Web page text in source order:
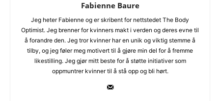
Fabienne Baure
Jeg heter Fabienne og er skribent for nettstedet The Body
Optimist. Jeg brenner for kvinners makt i verden og deres evne til
å forandre den. Jeg tror kvinner har en unik og viktig stemme å
tilby, og jeg føler meg motivert til å gjøre min del for å fremme
likestilling. Jeg gjør mitt beste for å støtte initiativer som
oppmuntrer kvinner til å stå opp og bli hørt.